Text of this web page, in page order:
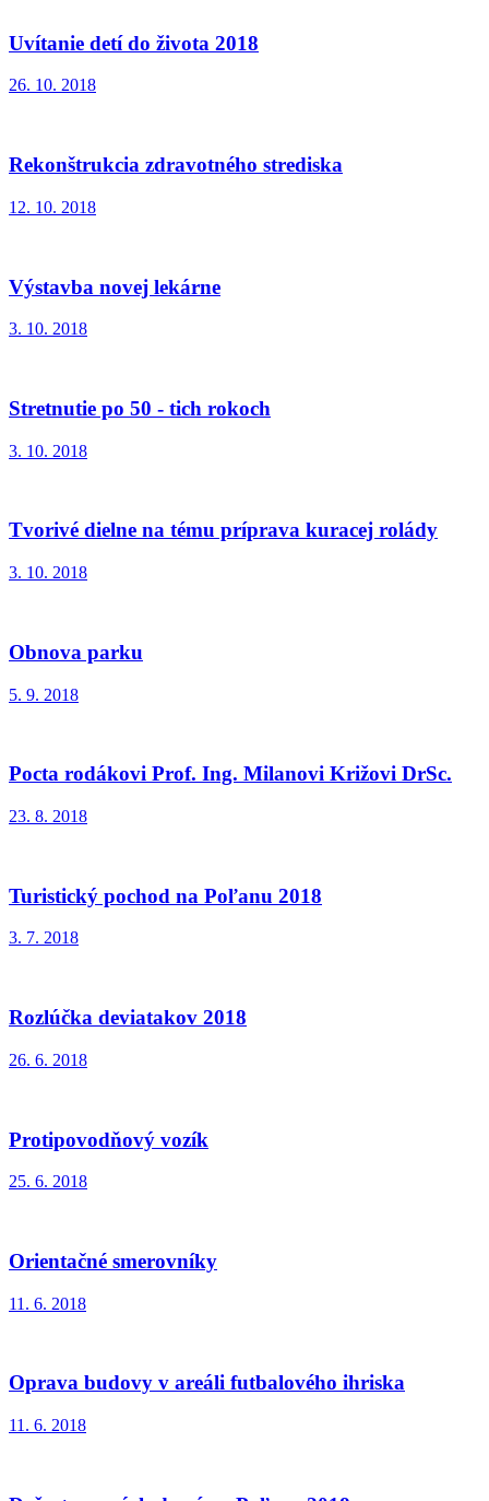
Uvítanie detí do života 2018
26. 10. 2018
Rekonštrukcia zdravotného strediska
12. 10. 2018
Výstavba novej lekárne
3. 10. 2018
Stretnutie po 50 - tich rokoch
3. 10. 2018
Tvorivé dielne na tému príprava kuracej rolády
3. 10. 2018
Obnova parku
5. 9. 2018
Pocta rodákovi Prof. Ing. Milanovi Križovi DrSc.
23. 8. 2018
Turistický pochod na Poľanu 2018
3. 7. 2018
Rozlúčka deviatakov 2018
26. 6. 2018
Protipovodňový vozík
25. 6. 2018
Orientačné smerovníky
11. 6. 2018
Oprava budovy v areáli futbalového ihriska
11. 6. 2018